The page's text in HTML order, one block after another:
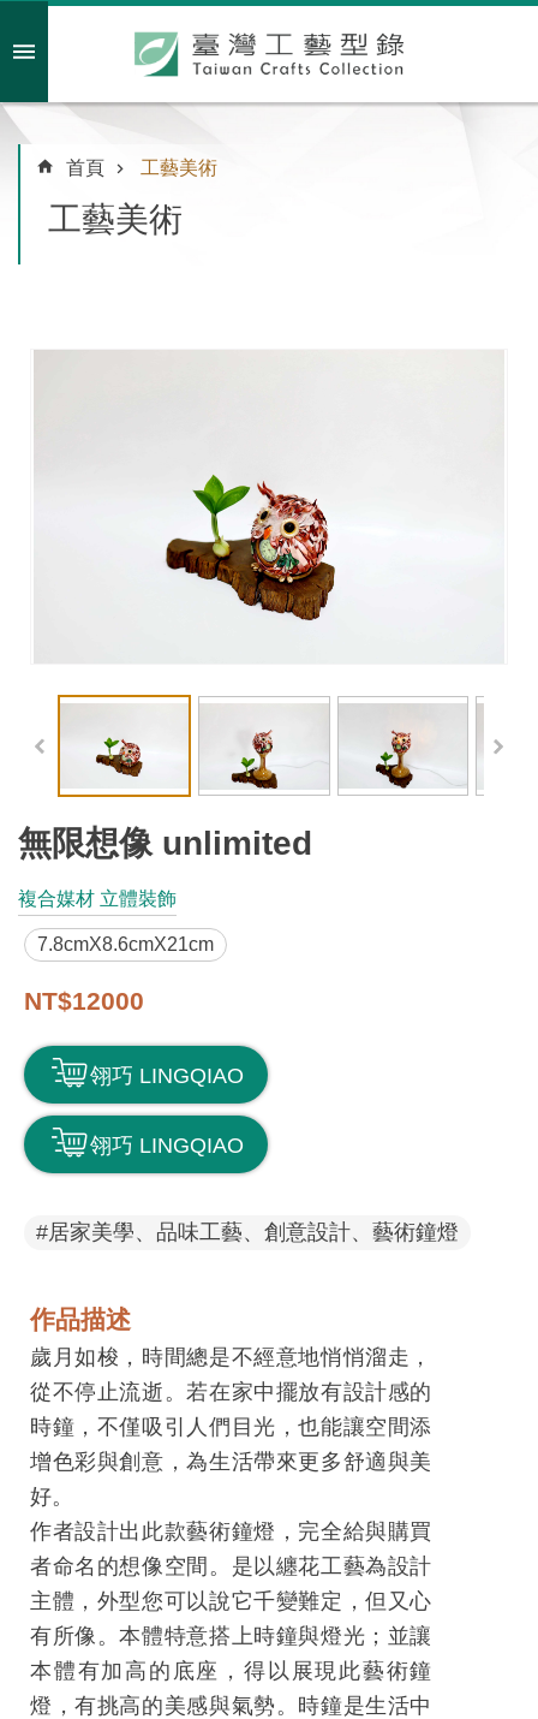
會員註冊/登入
物
工
藝
美
術
訊
息
快
遞
於
台
回
首
頁
網
站
導
覽
工
藝
中
首頁 工藝美術
工藝美術
無限想像 unlimited
複合媒材 立體裝飾
7.8cmX8.6cmX21cm
NT$12000
翎巧 LINGQIAO
翎巧 LINGQIAO
#居家美學、品味工藝、創意設計、藝術鐘燈
作品描述
歲月如梭，時間總是不經意地悄悄溜走，
從不停止流逝。若在家中擺放有設計感的
時鐘，不僅吸引人們目光，也能讓空間添
增色彩與創意，為生活帶來更多舒適與美
好。
作者設計出此款藝術鐘燈，完全給與購買
者命名的想像空間。是以纏花工藝為設計
主體，外型您可以說它千變難定，但又心
有所像。本體特意搭上時鐘與燈光；並讓
本體有加高的底座，得以展現此藝術鐘
燈，有挑高的美感與氣勢。時鐘是生活中